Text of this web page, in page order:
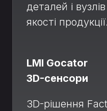
деталей і
якості продукції.
LMI Gocator
3D-сенсори
3D-рішення